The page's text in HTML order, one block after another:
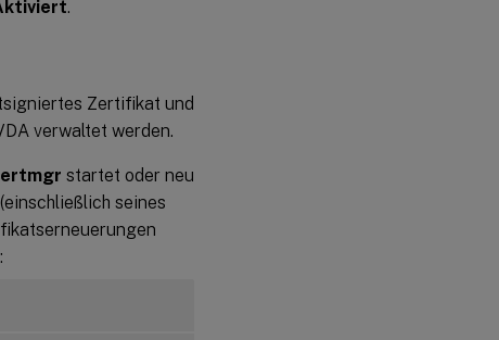
.
Zertifikat und
verwaltet werden.
startet oder neu
seines